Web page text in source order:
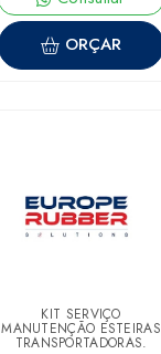
ORÇAR
KIT SERVIÇO
MANUTENÇÃO ESTEIRAS
TRANSPORTADORAS.